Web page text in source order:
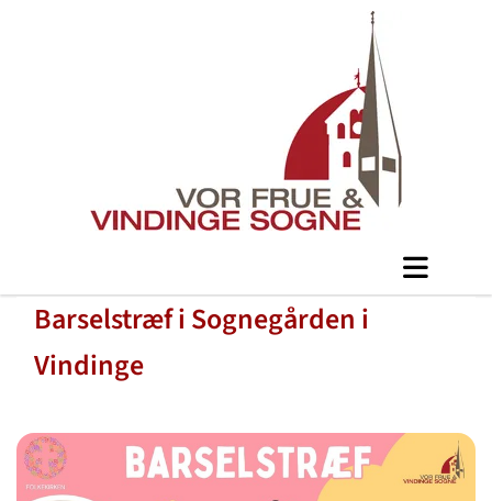
Barselstræf i Sognegården i
Vindinge